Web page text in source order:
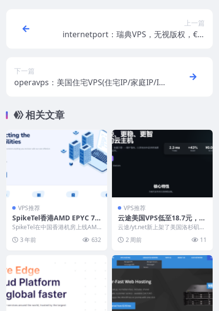
上一篇
internetport：瑞典VPS，无视版权，€2/
下一篇
operavps：美国住宅VPS(住宅IP/家庭IP/IS
相关文章
VPS推荐
SpikeTel香港AMD EPYC 74
02P VPS上线七折优惠：2.45
美元/月，KVM虚拟化，24小
时退款保证
SpikeTel在中国香港机房上线AMD
3 年前 632
VPS推荐
云途美国VPS低至18.7元，美
国原生IP，CUII+CMIN2双高
端线路
云途/yt.net新上架了美国洛杉矶数
通走AS9...
2 周前 11